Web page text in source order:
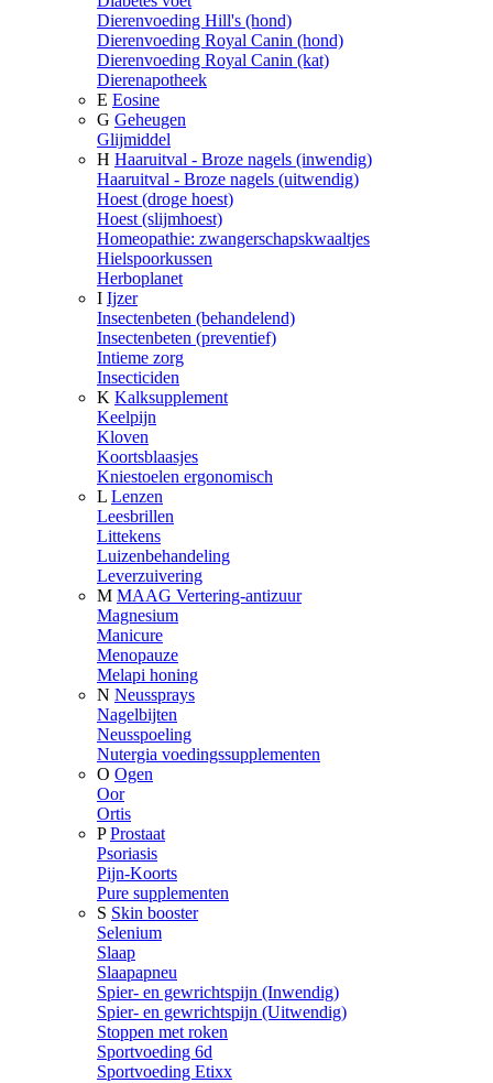
Dierenvoeding Hill's (hond)
Dierenvoeding Royal Canin (hond)
Dierenvoeding Royal Canin (kat)
Dierenapotheek
E Eosine
G Geheugen
Glijmiddel
H Haaruitval - Broze nagels (inwendig)
Haaruitval - Broze nagels (uitwendig)
Hoest (droge hoest)
Hoest (slijmhoest)
Homeopathie: zwangerschapskwaaltjes
Hielspoorkussen
Herboplanet
I Ijzer
Insectenbeten (behandelend)
Insectenbeten (preventief)
Intieme zorg
Insecticiden
K Kalksupplement
Keelpijn
Kloven
Koortsblaasjes
Kniestoelen ergonomisch
L Lenzen
Leesbrillen
Littekens
Luizenbehandeling
Leverzuivering
M MAAG Vertering-antizuur
Magnesium
Manicure
Menopauze
Melapi honing
N Neussprays
Nagelbijten
Neusspoeling
Nutergia voedingssupplementen
O Ogen
Oor
Ortis
P Prostaat
Psoriasis
Pijn-Koorts
Pure supplementen
S Skin booster
Selenium
Slaap
Slaapapneu
Spier- en gewrichtspijn (Inwendig)
Spier- en gewrichtspijn (Uitwendig)
Stoppen met roken
Sportvoeding 6d
Sportvoeding Etixx